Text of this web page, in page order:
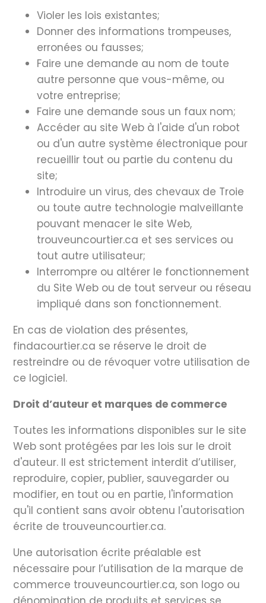
Violer les lois existantes;
Donner des informations trompeuses,
erronées ou fausses;
Faire une demande au nom de toute
autre personne que vous-même, ou
votre entreprise;
Faire une demande sous un faux nom;
Accéder au site Web à l'aide d'un robot
ou d'un autre système électronique pour
recueillir tout ou partie du contenu du
site;
Introduire un virus, des chevaux de Troie
ou toute autre technologie malveillante
pouvant menacer le site Web,
trouveuncourtier.ca et ses services ou
tout autre utilisateur;
Interrompre ou altérer le fonctionnement
du Site Web ou de tout serveur ou réseau
impliqué dans son fonctionnement.
En cas de violation des présentes,
findacourtier.ca se réserve le droit de
restreindre ou de révoquer votre utilisation de
ce logiciel.
Droit d’auteur et marques de commerce
Toutes les informations disponibles sur le site
Web sont protégées par les lois sur le droit
d'auteur. Il est strictement interdit d’utiliser,
reproduire, copier, publier, sauvegarder ou
modifier, en tout ou en partie, l'information
qu'il contient sans avoir obtenu l'autorisation
écrite de trouveuncourtier.ca.
Une autorisation écrite préalable est
nécessaire pour l’utilisation de la marque de
commerce trouveuncourtier.ca, son logo ou